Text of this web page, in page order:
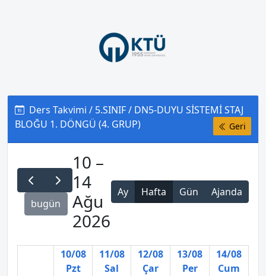
Ders Takvimi / 5.SINIF / DN5-DUYU SİSTEMİ STAJ
BLOĞU 1. DÖNGÜ (4. GRUP)
Geri
bugün
10 –
14
Ağu
2026
Ay Hafta Gün Ajanda
10/08
Pzt
11/08
Sal
12/08
Çar
13/08
Per
14/08
Cum